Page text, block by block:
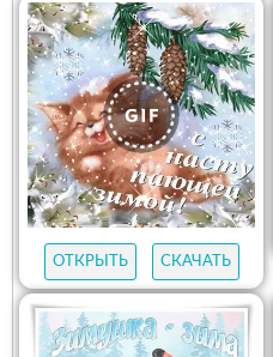
ОТКРЫТЬ СКАЧАТЬ